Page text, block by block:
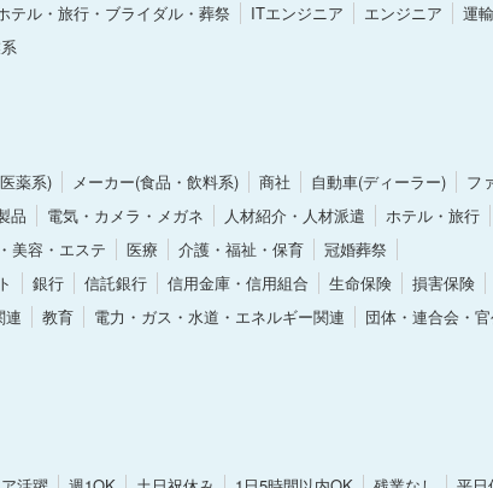
テル・旅行・ブライダル・葬祭 ITエンジニア エンジニア
運
薬系) メーカー(食品・飲料系) 商社 自動車(ディーラー)
フ
品 電気・カメラ・メガネ 人材紹介・人材派遣
ホテル・旅行
美容・エステ 医療 介護・福祉・保育
冠婚葬祭
銀行 信託銀行 信用金庫・信用組合 生命保険
損害保険
連 教育 電力・ガス・水道・エネルギー関連
団体・連合会・